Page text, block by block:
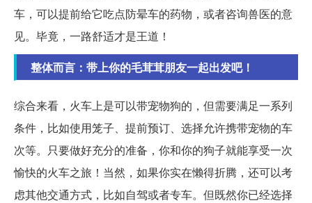
车，可以提前给它吃点防晕车的药物，或者咨询兽医的意
见。毕竟，一路舒适才是王道！
整体而言：带上你的毛茸茸朋友一起出发吧！
综合来看，火车上是可以带宠物狗的，但需要满足一系列
条件，比如使用笼子、提前预订、选择允许携带宠物的车
次等。只要做好充分的准备，你和你的狗子就能享受一次
愉快的火车之旅！当然，如果你实在懒得折腾，还可以考
虑其他交通方式，比如自驾或者专车。但既然你已经选择